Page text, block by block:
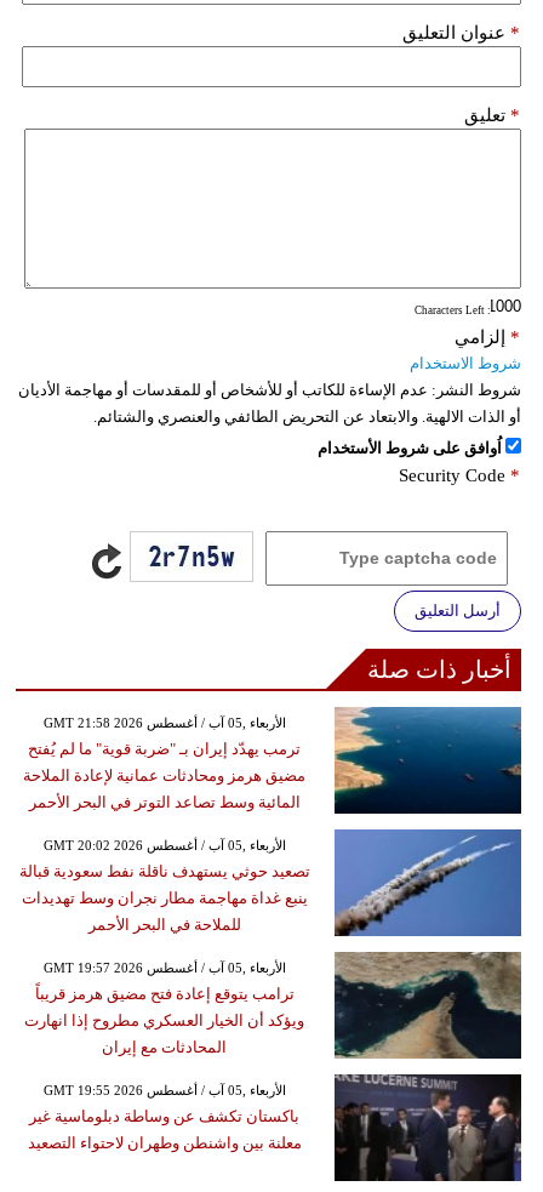
عنوان التعليق *
تعليق *
: Characters Left
إلزامي *
شروط الاستخدام
شروط النشر: عدم الإساءة للكاتب أو للأشخاص أو للمقدسات أو مهاجمة الأديان
أو الذات الالهية. والابتعاد عن التحريض الطائفي والعنصري والشتائم.
اُوافق على شروط الأستخدام
Security Code *
أرسل التعليق
أخبار ذات صلة
GMT 21:58 2026 الأربعاء ,05 آب / أغسطس
ترمب يهدّد إيران بـ "ضربة قوية" ما لم يُفتح
مضيق هرمز ومحادثات عمانية لإعادة الملاحة
المائية وسط تصاعد التوتر في البحر الأحمر
GMT 20:02 2026 الأربعاء ,05 آب / أغسطس
تصعيد حوثي يستهدف ناقلة نفط سعودية قبالة
ينبع غداة مهاجمة مطار نجران وسط تهديدات
للملاحة في البحر الأحمر
GMT 19:57 2026 الأربعاء ,05 آب / أغسطس
ترامب يتوقع إعادة فتح مضيق هرمز قريباً
ويؤكد أن الخيار العسكري مطروح إذا انهارت
المحادثات مع إيران
GMT 19:55 2026 الأربعاء ,05 آب / أغسطس
باكستان تكشف عن وساطة دبلوماسية غير
معلنة بين واشنطن وطهران لاحتواء التصعيد